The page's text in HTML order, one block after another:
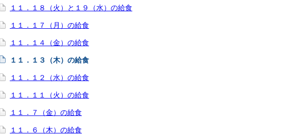
１１．１８（火）と１９（水）の給食
１１．１７（月）の給食
１１．１４（金）の給食
１１．１３（木）の給食
１１．１２（水）の給食
１１．１１（火）の給食
１１．７（金）の給食
１１．６（木）の給食